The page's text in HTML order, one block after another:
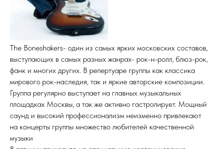
The Boneshakers- один из самых ярких московских составов,
выступающих в самых разных жанрах- рок-н-ролл, блюз-рок,
фанк и многих других. В репертуаре группы как классика
мирового рок-наследия, так и яркие авторские композиции.
Группа регулярно выступает на главных музыкальных
площадках Москвы, а так же активно гастролирует. Мощный
саунд и высокий профессионализм неизменно привлекают
на концерты группы множество любителей качественной
музыки